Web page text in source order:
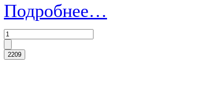
Подробнее…